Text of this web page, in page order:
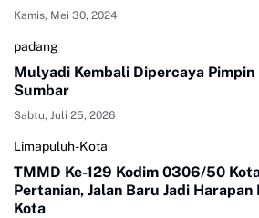
Kamis, Mei 30, 2024
padang
Mulyadi Kembali Dipercaya
Sumbar
Sabtu, Juli 25, 2026
Limapuluh-Kota
TMMD Ke-129 Kodim 0306/50
Pertanian, Jalan Baru Jadi
Kota